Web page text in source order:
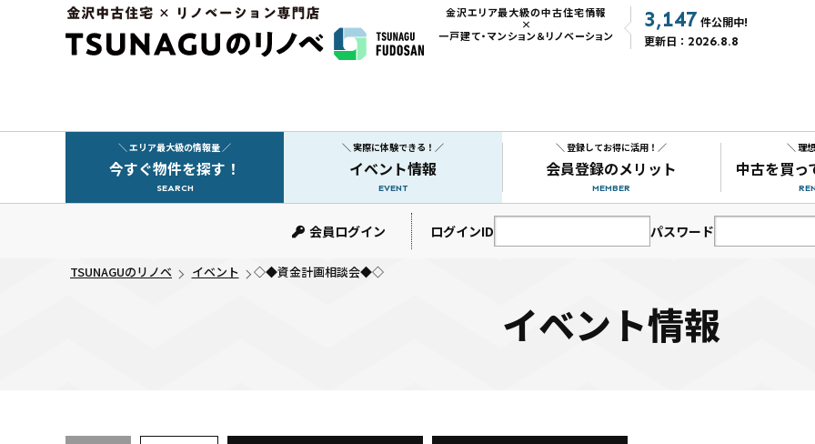
金沢エリア最大級の中古住宅情報
×
一戸建て・マンション＆リノベーション
3,147 件公開中!
更新日： 2026.8.8
＼ エリア最大級の情報量 ／
今すぐ物件を探す！
SEARCH
＼ 実際に体験できる！／
イベント情報
EVENT
＼ 登録してお得に活用！／
会員登録のメリット
MEMBER
＼ 理
中古を買っ
会員ログイン ログインID パスワード
TSUNAGUのリノベ イベント ◇◆資金計画相談会◆◇
イベント情報